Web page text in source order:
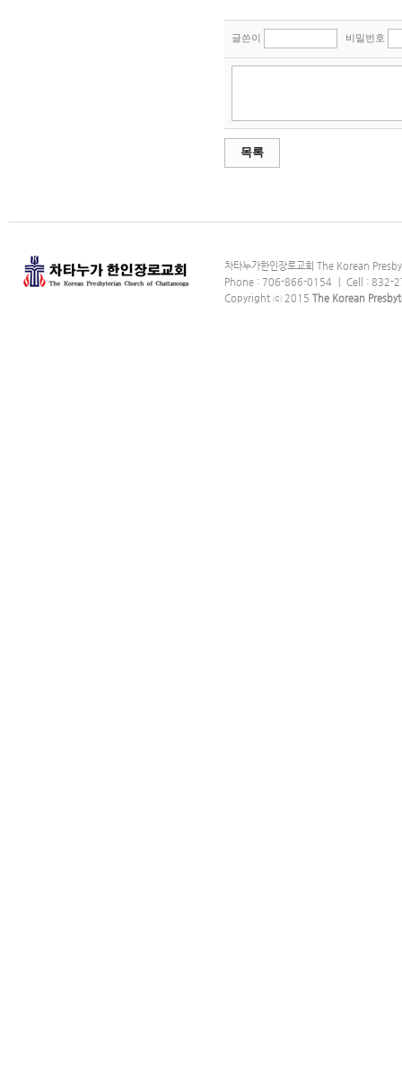
글쓴이 비밀번호
목록
차타누가한인장로교회 The Korean
Phone : 706-866-0154 ｜ Cell : 832-
Copyright ⓒ 2015 The Korean